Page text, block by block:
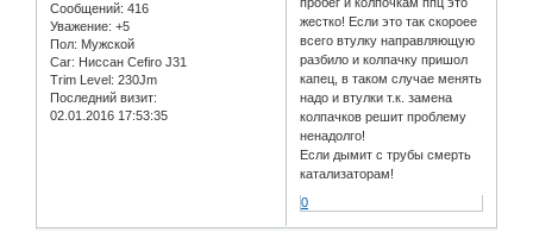
Сообщений: 416
Уважение: +5
Пол: Мужской
Car: Ниссан Cefiro J31
Trim Level: 230Jm
Последний визит:
02.01.2016 17:53:35
жестко! Если это так скороее
всего втулку направляющую
разбило и колпачку пришол
капец, в таком случае менять
надо и втулки т.к. замена
колпачков решит проблему
ненадолго!
Если дымит с трубы смерть
катализаторам!
0